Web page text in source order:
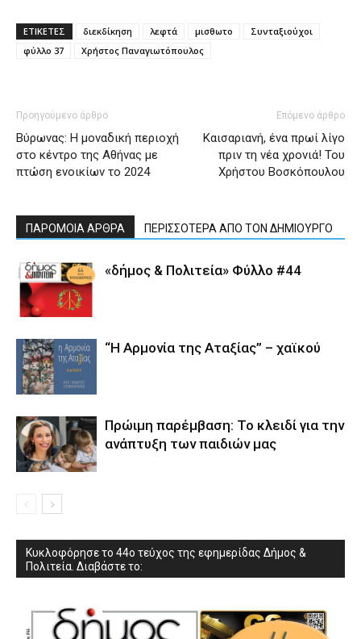
ΕΤΙΚΕΤΕΣ διεκδίκηση λεφτά μισθωτο
Συνταξιούχοι
φύλλο 37
Χρήστος Παναγιωτόπουλος
Προηγούμενο άρθρο
Βύρωνας: Η μοναδική περιοχή
στο κέντρο της Αθήνας με
πτώση ενοικίων το 2024
Επόμενο άρθρο
Καισαριανή, ένα πρωί λίγο
πριν τη νέα χρονιά! Του
Χρήστου Βοσκόπουλου
ΠΑΡΟΜΟΙΑ ΑΡΘΡΑ ΠΕΡΙΣΣΟΤΕΡΑ ΑΠΟ ΤΟΝ ΔΗΜΙΟΥΡΓΟ
«δήμος & Πολιτεία» Φύλλο #44
“Η Αρμονία της Αταξίας” – χαϊκού
Πρώιμη παρέμβαση: Το κλειδί για την
ανάπτυξη των παιδιών µας
Κυκλοφόρησε το 44ο τεύχος της εφημερίδας Δήμος &
Πολιτεία. Διαβάστε το: